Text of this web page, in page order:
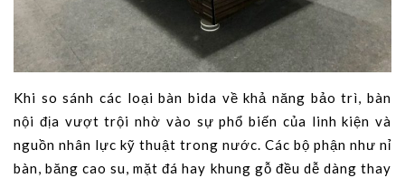
Khi so sánh các loại bàn bida về khả năng bảo trì, bàn
nội địa vượt trội nhờ vào sự phổ biến của linh kiện và
nguồn nhân lực kỹ thuật trong nước. Các bộ phận như nỉ
bàn, băng cao su, mặt đá hay khung gỗ đều dễ dàng thay